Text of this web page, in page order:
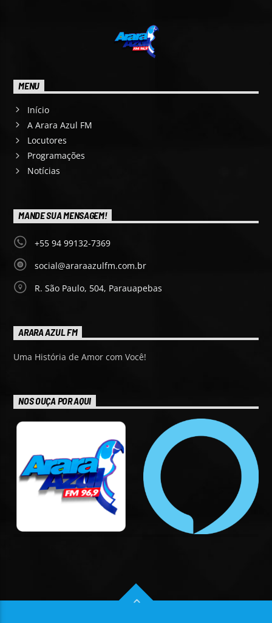
MENU
Início
A Arara Azul FM
Locutores
Programações
Notícias
MANDE SUA MENSAGEM!
+55 94 99132-7369
social@araraazulfm.com.br
R. São Paulo, 504, Parauapebas
ARARA AZUL FM
Uma História de Amor com Você!
NOS OUÇA POR AQUI